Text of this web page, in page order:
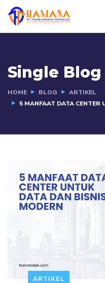
Single Blog
HOME BLOG
ARTIKEL
5 MANFAAT DATA CENTER
ARTIKEL